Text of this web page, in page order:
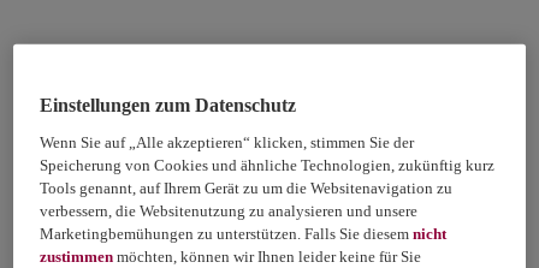
Einstellungen zum Datenschutz
Wenn Sie auf „Alle akzeptieren“ klicken, stimmen Sie der
Speicherung von Cookies und ähnliche Technologien, zukünftig kurz
Tools genannt, auf Ihrem Gerät zu um die Websitenavigation zu
verbessern, die Websitenutzung zu analysieren und unsere
Marketingbemühungen zu unterstützen. Falls Sie diesemnicht
zustimmen möchten, können wir Ihnen leider keine für Sie